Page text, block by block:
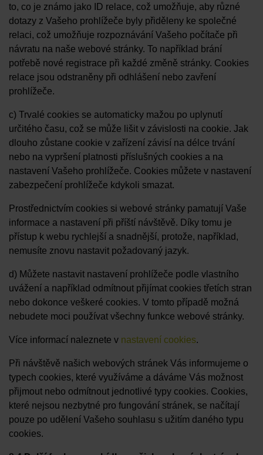
to, co je známo jako ID relace, což umožňuje, aby různé
dotazy z Vašeho prohlížeče byly přiděleny ke společné
relaci, což umožňuje rozpoznávání Vašeho počítače při
návratu na naše webové stránky. To například brání
potřebě nové registrace při každé změně stránky. Cookies
relace jsou odstraněny při odhlášení nebo zavření
prohlížeče.
c) Trvalé cookies se automaticky mažou po uplynutí
určitého času, což se může lišit v závislosti na cookie. Jak
dlouho zůstane cookie v zařízení závisí na délce trvání
nebo na vypršení platnosti příslušných cookies a na
nastavení Vašeho prohlížeče. Cookies můžete v nastavení
zabezpečení prohlížeče kdykoli smazat.
Prostřednictvím cookies si webové stránky pamatují Vaše
informace a nastavení při příští návštěvě. Díky tomu je
přístup k webu rychlejší a snadnější, protože, například,
nemusíte znovu nastavit požadovaný jazyk.
d) Můžete nastavit nastavení prohlížeče podle vlastního
uvážení a například odmítnout přijímat cookies třetích stran
nebo dokonce veškeré cookies. V tomto případě možná
nebudete moci používat všechny funkce webové stránky.
Více informací naleznete v nastavení cookies.
Při návštěvě našich webových stránek Vás informujeme o
typech cookies, které využíváme a dáváme Vás možnost
přijmout nebo odmítnout jednotlivé typy cookies. Cookies,
které nejsou nezbytné pro fungování stránek, se načítají
pouze po udělení Vašeho souhlasu s užitím daného typu
cookies.